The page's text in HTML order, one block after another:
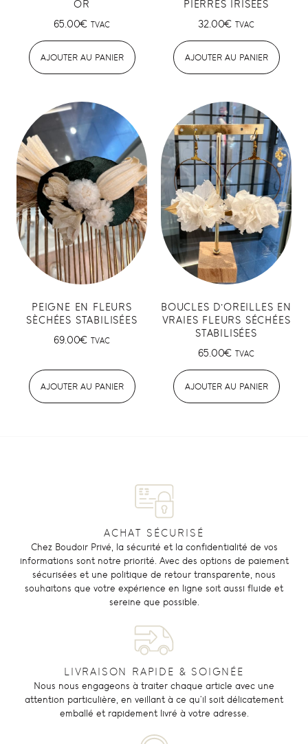
OR
65.00€ TVAC
AJOUTER AU PANIER
PIERRES IRISÉES
32.00€ TVAC
AJOUTER AU PANIER
PEIGNE EN FLEURS
SÈCHÉES STABILISÉES
69.00€ TVAC
AJOUTER AU PANIER
BOUCLES D’OREILLES EN
VRAIES FLEURS SÉCHÉES
STABILISÉES
65.00€ TVAC
AJOUTER AU PANIER
ACHAT SÉCURISÉ
Chez Boudoir Privé, la sécurité et la confidentialité de vos
informations sont notre priorité. Avec des options de paiement
sécurisées et une politique de retour transparente, nous
souhaitons que votre expérience en ligne soit aussi fluide et
sereine que possible.
LIVRAISON RAPIDE & SOIGNÉE
Nous nous engageons à traiter chaque article avec une
attention particulière, en veillant à ce qu'il soit délicatement
emballé et rapidement livré à votre adresse.